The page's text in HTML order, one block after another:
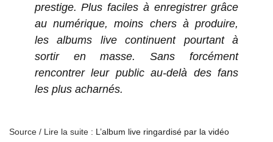
prestige. Plus faciles à enregistrer grâce
au numérique, moins chers à produire,
les albums live continuent pourtant à
sortir en masse. Sans forcément
rencontrer leur public au-delà des fans
les plus acharnés.
Source / Lire la suite : L’album live ringardisé par la vidéo